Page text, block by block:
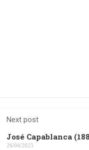
Next post
José Capablanca
26/04/2025